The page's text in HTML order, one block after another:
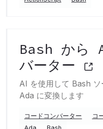
Bash から
バーター
AI を使用して Bash ソ
Ada に変換します
コードコンバーター コ